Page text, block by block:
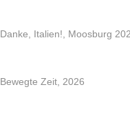
Danke, Italien!, Moosburg
Bewegte Zeit, 2026